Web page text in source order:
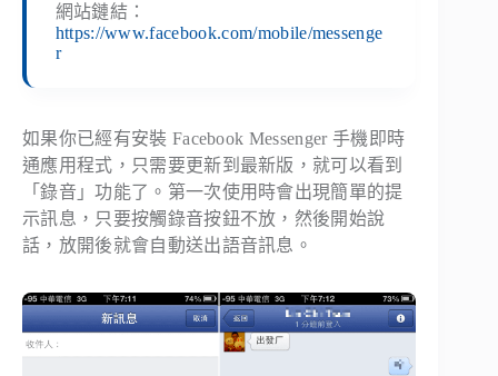
網站鏈結：
https://www.facebook.com/mobile/messenge
r
如果你已經有安裝 Facebook Messenger 手機即時
通應用程式，只需要更新到最新版，就可以看到
「錄音」功能了。第一次使用時會出現簡單的提
示訊息，只要按觸錄音按鈕不放，然後開始說
話，放開後就會自動送出語音訊息。